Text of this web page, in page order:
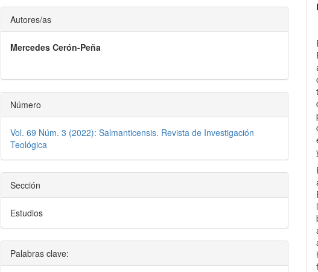
Contenido
principal
del
artículo
Autores/as
Mercedes Cerón-Peña
Número
Vol. 69 Núm. 3 (2022): Salmanticensis. Revista de Investigación
Teológica
Sección
Estudios
Palabras clave: